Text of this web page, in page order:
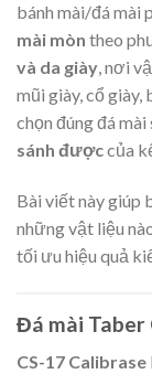
bánh mài/đá mài
mài mòn theo
và da giày, nơi
mũi giày, cổ giày,
chọn đúng đá
sánh đượccủa
Bài viết này giúp
những vật liệu
tối ưu hiệu quả
Đá mài Taber
CS-17 Calibrase